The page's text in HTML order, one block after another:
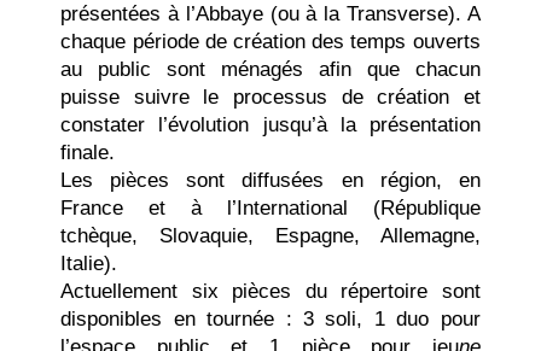
présentées à l’Abbaye (ou à la Transverse). A
chaque période de création des temps ouverts
au public sont ménagés afin que chacun
puisse suivre le processus de création et
constater l’évolution jusqu’à la présentation
finale.
Les pièces sont diffusées en région, en
France et à l’International (République
tchèque, Slovaquie, Espagne, Allemagne,
Italie).
Actuellement six pièces du répertoire sont
disponibles en tournée : 3 soli, 1 duo pour